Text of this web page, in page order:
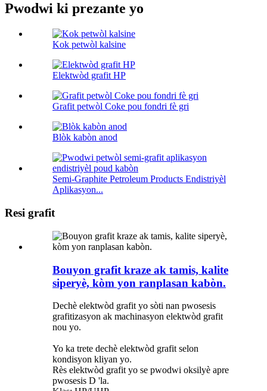
Pwodwi ki prezante yo
Kok petwòl kalsine
Elektwòd grafit HP
Grafit petwòl Coke pou fondri fè gri
Blòk kabòn anod
Semi-Graphite Petroleum Products Endistriyèl
Aplikasyon...
Resi grafit
Bouyon grafit kraze ak tamis, kalite
siperyè, kòm yon ranplasan kabòn.
Dechè elektwòd grafit yo sòti nan pwosesis
grafitizasyon ak machinasyon elektwòd grafit
nou yo.
Yo ka trete dechè elektwòd grafit selon
kondisyon kliyan yo.
Rès elektwòd grafit yo se pwodwi oksilyè apre
pwosesis D 'la.